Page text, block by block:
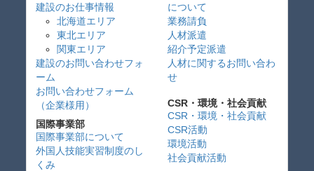
建設のお仕事情報
北海道エリア
東北エリア
関東エリア
建設のお問い合わせフォ
ーム
お問い合わせフォーム
（企業様用）
国際事業部
国際事業部について
外国人技能実習制度のし
くみ
について
業務請負
人材派遣
紹介予定派遣
人材に関するお問い合わ
せ
CSR・環境・社会貢献
CSR・環境・社会貢献
CSR活動
環境活動
社会貢献活動